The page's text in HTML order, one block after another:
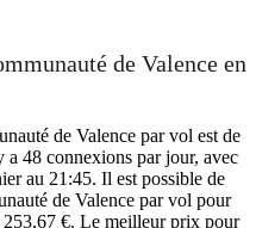
de Valence en
de Valence par vol est de
48 connexions par jour, avec
au 21:45. Il est possible de
de Valence par vol pour
253,67 €. Le meilleur prix pour